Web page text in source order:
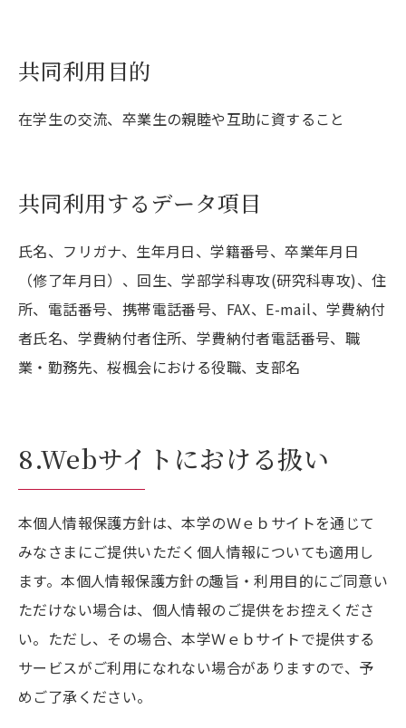
共同利用目的
在学生の交流、卒業生の親睦や互助に資すること
共同利用するデータ項目
氏名、フリガナ、生年月日、学籍番号、卒業年月日
（修了年月日）、回生、学部学科専攻(研究科専攻)、住
所、電話番号、携帯電話番号、FAX、E-mail、学費納付
者氏名、学費納付者住所、学費納付者電話番号、職
業・勤務先、桜楓会における役職、支部名
8.Webサイトにおける扱い
本個人情報保護方針は、本学のＷｅｂサイトを通じて
みなさまにご提供いただく個人情報についても適用し
ます。本個人情報保護方針の趣旨・利用目的にご同意い
ただけない場合は、個人情報のご提供をお控えくださ
い。ただし、その場合、本学Ｗｅｂサイトで提供する
サービスがご利用になれない場合がありますので、予
めご了承ください。